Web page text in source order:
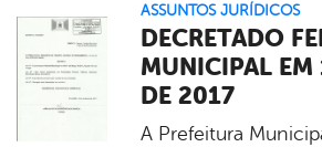
ASSUNTOS JURÍDICOS
DECRETADO
MUNICIPAL EM
DE 2017
A Prefeitura